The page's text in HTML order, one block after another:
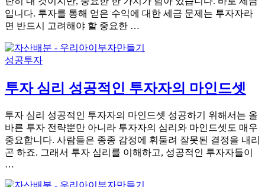
입니다. 투자를 통해 얻은 수익에 대한 세금 문제는 투자자라
면 반드시 고려해야 할 중요한 …
성공투자
투자 심리 성공적인 투자자의 마인드셋
투자 심리 성공적인 투자자의 마인드셋 성공하기 위해서는 올
바른 투자 전략뿐만 아니라 투자자의 심리와 마인드셋도 매우
중요합니다. 사람들은 종종 감정에 휘둘려 잘못된 결정을 내리
곤 하죠. 그래서 투자 심리를 이해하고, 성공적인 투자자들이
…